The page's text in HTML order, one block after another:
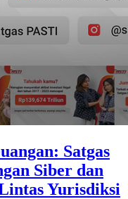
Satgas
Siber dan
Yurisdiksi